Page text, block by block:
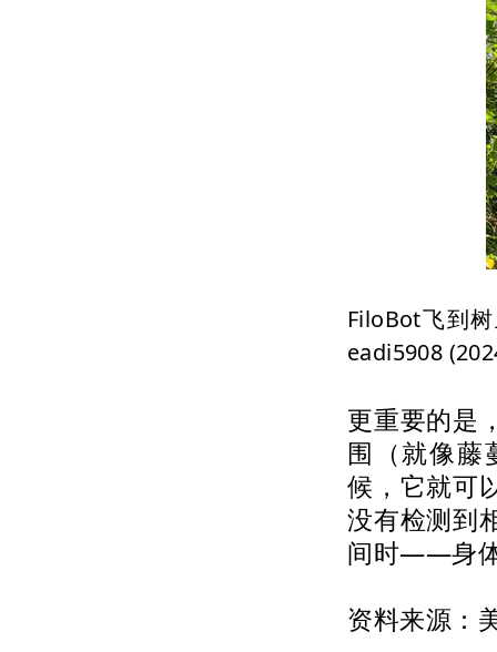
FiloBot
eadi5908
更重要的是
围（就像藤
候，它就可
没有检测到
间时——身体
资料来源：